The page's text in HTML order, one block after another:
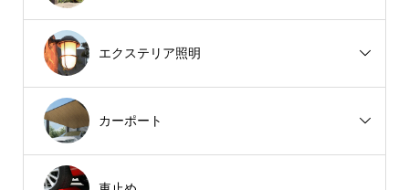
エクステリア照明
カーポート